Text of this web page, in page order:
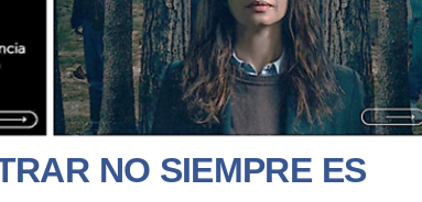
NO SIEMPRE ES